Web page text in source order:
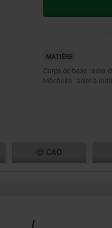
MATIÈRE
Corps de base : acier
Mâchoire : acier à
CAO